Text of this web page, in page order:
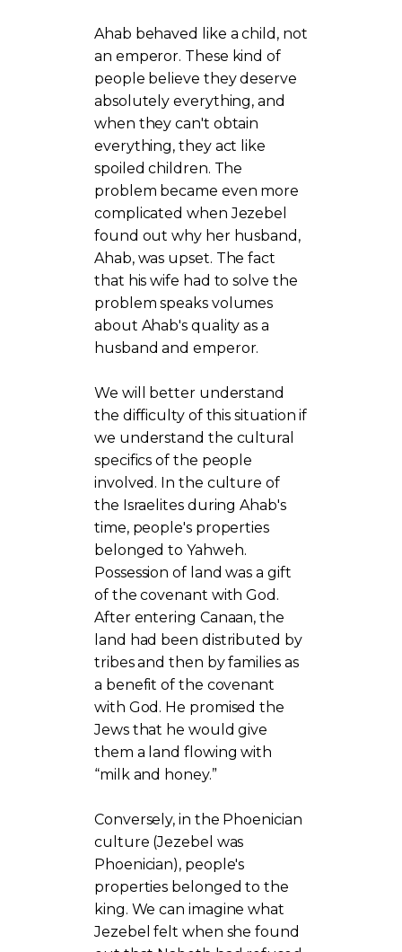
Ahab behaved like a child, not
an emperor. These kind of
people believe they deserve
absolutely everything, and
when they can't obtain
everything, they act like
spoiled children. The
problem became even more
complicated when Jezebel
found out why her husband,
Ahab, was upset. The fact
that his wife had to solve the
problem speaks volumes
about Ahab's quality as a
husband and emperor.
We will better understand
the difficulty of this situation if
we understand the cultural
specifics of the people
involved. In the culture of
the Israelites during Ahab's
time, people's properties
belonged to Yahweh.
Possession of land was a gift
of the covenant with God.
After entering Canaan, the
land had been distributed by
tribes and then by families as
a benefit of the covenant
with God. He promised the
Jews that he would give
them a land flowing with
“milk and honey.”
Conversely, in the Phoenician
culture (Jezebel was
Phoenician), people's
properties belonged to the
king. We can imagine what
Jezebel felt when she found